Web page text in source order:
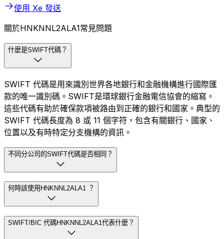
使用 Xe 發送
關於HNKNNL2ALA1常見問題
什麼是SWIFT代碼？
SWIFT 代碼是用來識別世界各地銀行和金融機構進行國際匯
款的唯一識別碼。SWIFT是環球銀行金融電信協會的縮寫。
這些代碼有助於確保款項被路由到正確的銀行和國家。典型的
SWIFT 代碼長度為 8 或 11 個字符，包含有關銀行、國家、
位置以及有時特定分支機構的資訊。
不同分公司的SWIFT代碼是否相同？
何時該使用HNKNNL2ALA1 ？
SWIFT/BIC 代碼HNKNNL2ALA1代表什麼？